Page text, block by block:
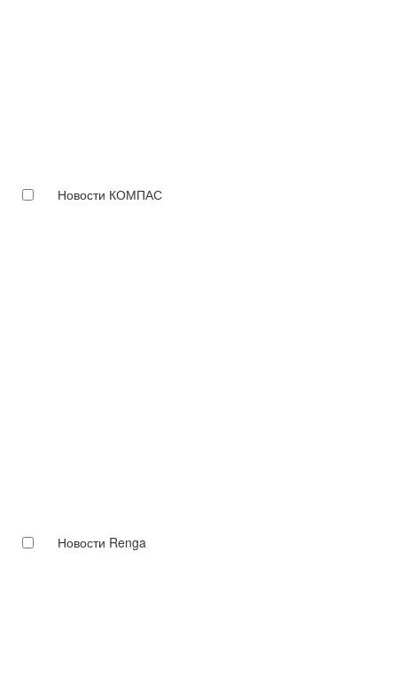
Новости КОМПАС
Новости Renga